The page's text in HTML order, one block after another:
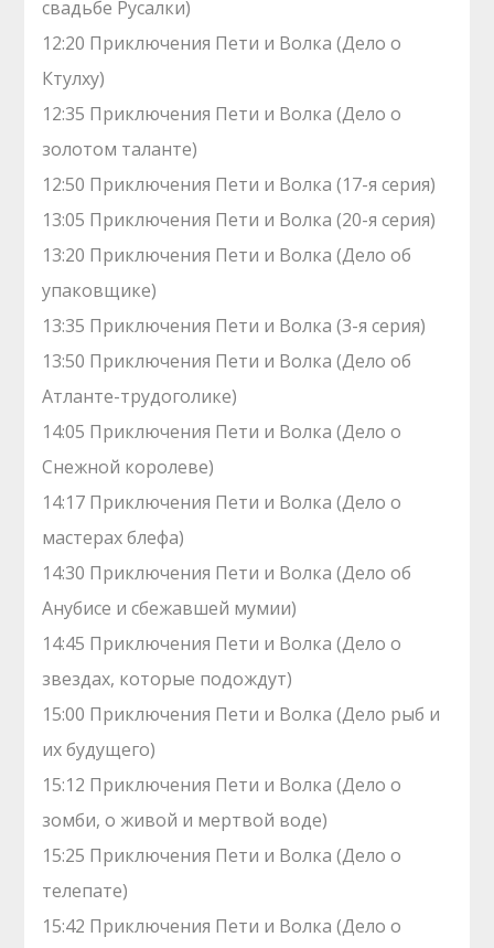
свадьбе Русалки)
12:20 Приключения Пети и Волка (Дело о
Ктулху)
12:35 Приключения Пети и Волка (Дело о
золотом таланте)
12:50 Приключения Пети и Волка (17-я серия)
13:05 Приключения Пети и Волка (20-я серия)
13:20 Приключения Пети и Волка (Дело об
упаковщике)
13:35 Приключения Пети и Волка (3-я серия)
13:50 Приключения Пети и Волка (Дело об
Атланте-трудоголике)
14:05 Приключения Пети и Волка (Дело о
Снежной королеве)
14:17 Приключения Пети и Волка (Дело о
мастерах блефа)
14:30 Приключения Пети и Волка (Дело об
Анубисе и сбежавшей мумии)
14:45 Приключения Пети и Волка (Дело о
звездах, которые подождут)
15:00 Приключения Пети и Волка (Дело рыб и
их будущего)
15:12 Приключения Пети и Волка (Дело о
зомби, о живой и мертвой воде)
15:25 Приключения Пети и Волка (Дело о
телепате)
15:42 Приключения Пети и Волка (Дело о